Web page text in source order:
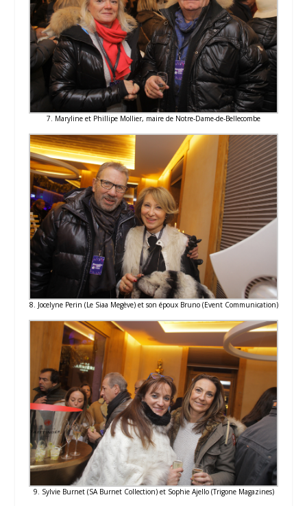
7. Maryline et Phillipe Mollier, maire de Notre-Dame-de-Bellecombe
8. Jocelyne Perin (Le Siaa Megève) et son époux Bruno (Event Communication)
9. Sylvie Burnet (SA Burnet Collection) et Sophie Ajello (Trigone Magazines)